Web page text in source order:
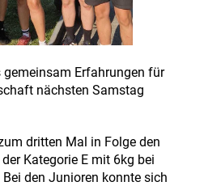
Erfahrungen für
nächsten Samstag
dritten Mal in Folge den
Kategorie E mit 6kg bei
den Junioren konnte sich